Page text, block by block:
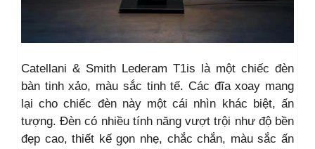
Catellani & Smith Lederam T1is là một chiếc đèn
bàn tinh xảo, màu sắc tinh tế. Các đĩa xoay mang
lại cho chiếc đèn này một cái nhìn khác biệt, ấn
tượng. Đèn có nhiều tính năng vượt trội như độ bền
đẹp cao, thiết kế gọn nhẹ, chắc chắn, màu sắc ấn